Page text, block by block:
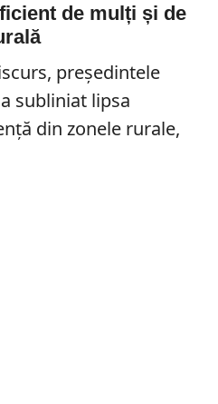
de mulți și de
președintele
subliniat lipsa
din zonele rurale,